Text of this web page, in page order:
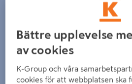
Detaljerad beskrivning finns i
Bättre upplevelse
av cookies
K-Group och våra
cookies för att webbplatsen ska